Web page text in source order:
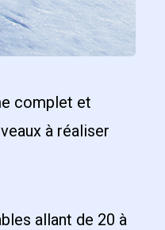
complet et
à réaliser
allant de 20 à